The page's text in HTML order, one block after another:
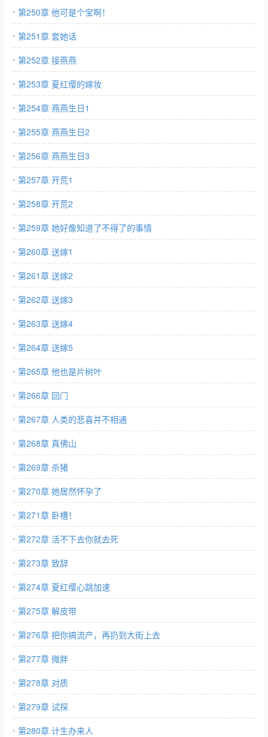
第250章 他可是个宝啊！
第251章 套她话
第252章 接燕燕
第253章 夏红缨的嫁妆
第254章 燕燕生日1
第255章 燕燕生日2
第256章 燕燕生日3
第257章 开荒1
第258章 开荒2
第259章 她好像知道了不得了的事情
第260章 送嫁1
第261章 送嫁2
第262章 送嫁3
第263章 送嫁4
第264章 送嫁5
第265章 他也是片树叶
第266章 回门
第267章 人类的悲喜并不相通
第268章 真佛山
第269章 杀猪
第270章 她居然怀孕了
第271章 卧槽！
第272章 活不下去你就去死
第273章 致辞
第274章 夏红缨心跳加速
第275章 解皮带
第276章 把你搞流产，再扔到大街上去
第277章 微胖
第278章 对质
第279章 试探
第280章 计生办来人